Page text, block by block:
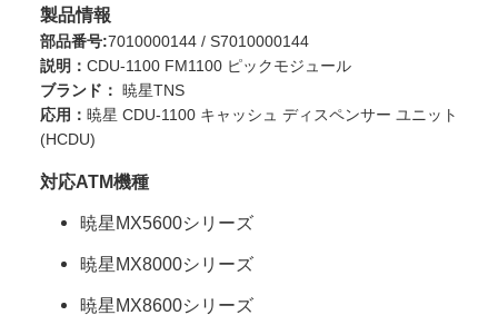
製品情報
部品番号:7010000144 / S7010000144
説明： CDU-1100 FM1100 ピックモジュール
ブランド： 暁星TNS
応用： 暁星 CDU-1100 キャッシュ ディスペンサー ユニット
(HCDU)
対応ATM機種
暁星MX5600シリーズ
暁星MX8000シリーズ
暁星MX8600シリーズ